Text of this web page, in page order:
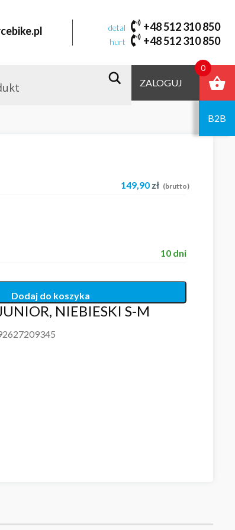
detal +48 512 310 850
hurt +48 512 310 850
ZALOGUJ
B2B
NIEBIESKI S-M
149,90 zł (brutto)
10 dni
Dodaj do koszyka
0